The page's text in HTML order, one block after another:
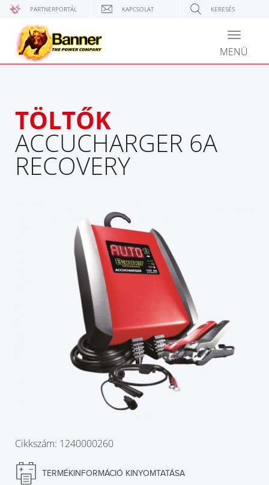
PARTNERPORTÁL KAPCSOLAT KERESÉS
Toggle
MENÜ
TÖLTŐK
ACCUCHARGER 6A
RECOVERY
Cikkszám: 1240000260
TERMÉKINFORMÁCIÓ KINYOMTATÁSA